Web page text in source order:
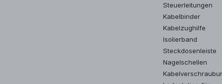
Steuerleitungen
Kabelbinder
Kabelzughilfe
Isolierband
Steckdosenleiste
Nagelschellen